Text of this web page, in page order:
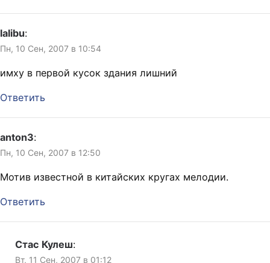
lalibu:
Пн, 10 Сен, 2007 в 10:54
имху в первой кусок здания лишний
Ответить
anton3:
Пн, 10 Сен, 2007 в 12:50
Мотив известной в китайских кругах мелодии.
Ответить
Стас Кулеш:
Вт, 11 Сен, 2007 в 01:12